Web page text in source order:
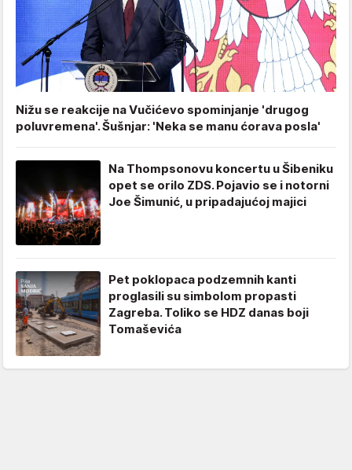
Nižu se reakcije na Vučićevo spominjanje 'drugog
poluvremena'. Šušnjar: 'Neka se manu ćorava posla'
Na Thompsonovu koncertu u Šibeniku
opet se orilo ZDS. Pojavio se i notorni
Joe Šimunić, u pripadajućoj majici
Pet poklopaca podzemnih kanti
proglasili su simbolom propasti
Zagreba. Toliko se HDZ danas boji
Tomaševića